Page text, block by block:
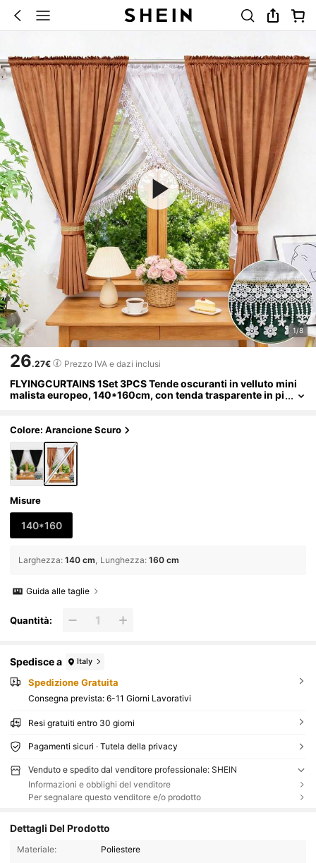
1/8
26.27€ Prezzo IVA e dazi inclusi
FLYINGCURTAINS 1Set 3PCS Tende oscuranti in velluto mini
malista europeo, 140*160cm, con tenda trasparente in pi
gante per la casa per soggiorno, camera da letto, regalo perfe
tto per il trasloco
Colore: Arancione Scuro
Misure
140*160
Larghezza: 140 cm Lunghezza: 160 cm
Guida alle taglie
Quantità:
Spedisce a Italy
Spedizione Gratuita
Consegna prevista: 6-11 Giorni Lavorativi
Resi gratuiti entro 30 giorni
Pagamenti sicuri · Tutela della privacy
Venduto e spedito dal venditore professionale: SHEIN
Informazioni e obblighi del venditore
Per segnalare questo venditore e/o prodotto
Dettagli Del Prodotto
Materiale:
Poliestere